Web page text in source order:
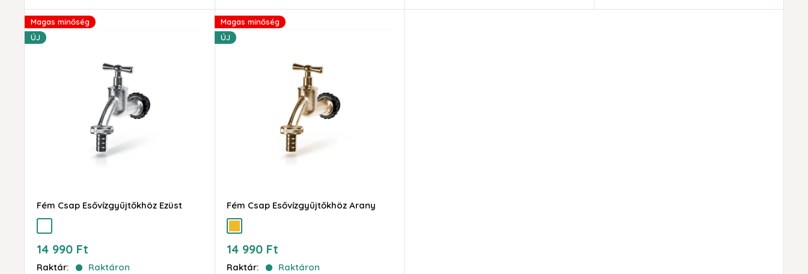
Magas minőség
ÚJ
Fém Csap Esővízgyűjtőkhöz Ezüst
Akciós
ár
14 990 Ft
Raktár: Raktáron
Magas minőség
ÚJ
Fém Csap Esővízgyűjtőkhöz Arany
Akciós
ár
14 990 Ft
Raktár: Raktáron